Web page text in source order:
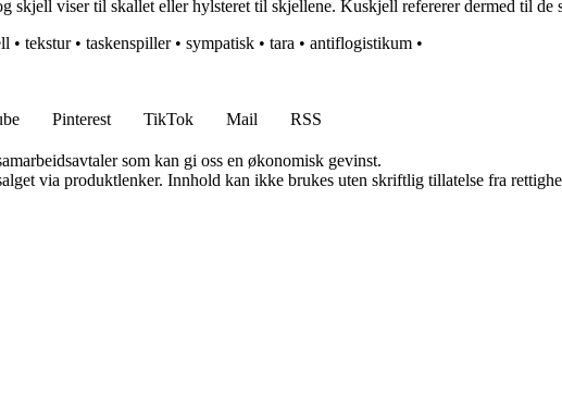
skjell viser til skallet eller hylsteret til skjellene. Kuskjell refererer dermed til de
• tekstur• taskenspiller• sympatisk • tara • antiflogistikum •
Pinterest TikTok Mail
RSS
som kan gi oss en økonomisk gevinst.
via produktlenker. Innhold kan ikke brukes uten skriftlig tillatelse fra